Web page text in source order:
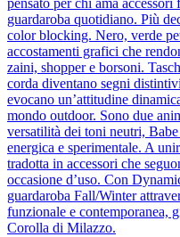
pensato per chi ama
guardaroba quotidiano. Più
color blocking. Nero, verde
accostamenti grafici che
zaini, shopper e borsoni.
corda diventano segni
evocano un’attitudine
mondo outdoor. Sono due
versatilità dei toni neutri,
energica e sperimentale. A
tradotta in accessori che
occasione d’uso. Con
guardaroba Fall/Winter
funzionale e contemporanea,
Corolla di Milazzo.